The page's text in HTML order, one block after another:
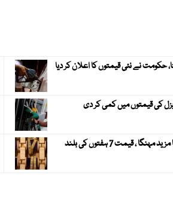
حکومت نے نئی قیمتوں کا اعلان کر دیا
کی قیمتوں میں کمی کر دی
عالمی مارکیٹ میں سونا مزید مہنگا ، قیمت 7 ہفتوں کی بلند